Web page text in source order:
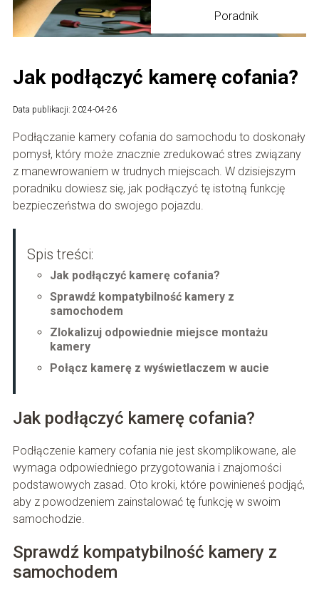
Poradnik
Jak podłączyć kamerę cofania?
Data publikacji: 2024-04-26
Podłączanie kamery cofania do samochodu to doskonały
pomysł, który może znacznie zredukować stres związany
z manewrowaniem w trudnych miejscach. W dzisiejszym
poradniku dowiesz się, jak podłączyć tę istotną funkcję
bezpieczeństwa do swojego pojazdu.
Spis treści:
Jak podłączyć kamerę cofania?
Sprawdź kompatybilność kamery z
samochodem
Zlokalizuj odpowiednie miejsce montażu
kamery
Połącz kamerę z wyświetlaczem w aucie
Jak podłączyć kamerę cofania?
Podłączenie kamery cofania nie jest skomplikowane, ale
wymaga odpowiedniego przygotowania i znajomości
podstawowych zasad. Oto kroki, które powinieneś podjąć,
aby z powodzeniem zainstalować tę funkcję w swoim
samochodzie.
Sprawdź kompatybilność kamery z
samochodem